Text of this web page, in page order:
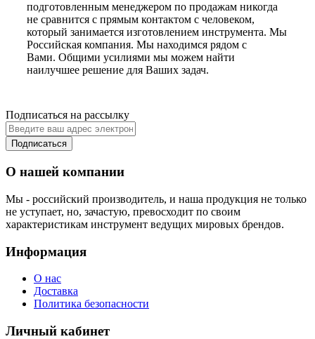
подготовленным менеджером по продажам никогда
не сравнится с прямым контактом с человеком,
который занимается изготовлением инструмента. Мы
Российская компания. Мы находимся рядом с
Вами. Общими усилиями мы можем найти
наилучшее решение для Ваших задач.
Подписаться на рассылку
Подписаться
О нашей компании
Мы - российский производитель, и наша продукция не только
не уступает, но, зачастую, превосходит по своим
характеристикам инструмент ведущих мировых брендов.
Информация
О нас
Доставка
Политика безопасности
Личный кабинет